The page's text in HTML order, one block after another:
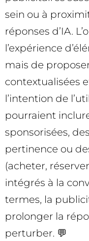
sein ou à
réponses d’IA.
l’expérience
mais de
contextualisées
l’intention de
pourraient
sponsorisées,
pertinence ou
(acheter,
intégrés à la
termes, la
prolonger la
perturber. 💬